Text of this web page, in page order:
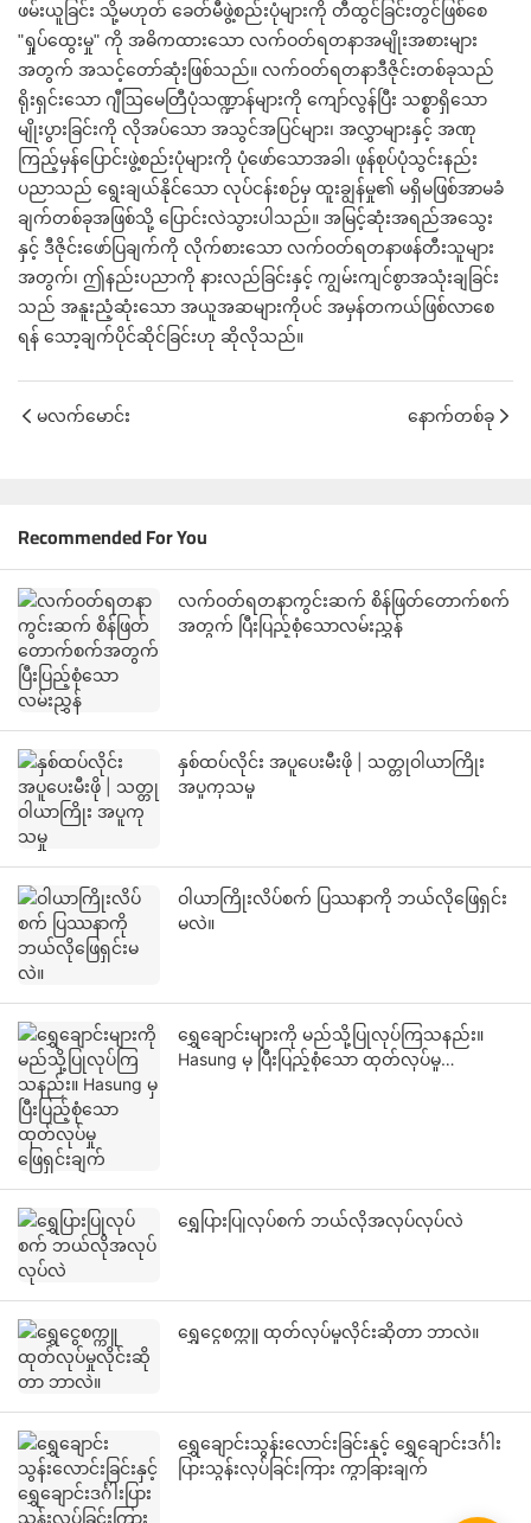
ဖမ်းယူခြင်း သို့မဟုတ် ခေတ်မီဖွဲ့စည်းပုံများကို တီထွင်ခြင်းတွင်ဖြစ်စေ
"ရှုပ်ထွေးမှု" ကို အဓိကထားသော လက်ဝတ်ရတနာအမျိုးအစားများ
အတွက် အသင့်တော်ဆုံးဖြစ်သည်။ လက်ဝတ်ရတနာဒီဇိုင်းတစ်ခုသည်
ရိုးရှင်းသော ဂျီဩမေတြီပုံသဏ္ဍာန်များကို ကျော်လွန်ပြီး သစ္စာရှိသော
မျိုးပွားခြင်းကို လိုအပ်သော အသွင်အပြင်များ၊ အလွှာများနှင့် အဏု
ကြည့်မှန်ပြောင်းဖွဲ့စည်းပုံများကို ပုံဖော်သောအခါ၊ ဖုန်စုပ်ပုံသွင်းနည်း
ပညာသည် ရွေးချယ်နိုင်သော လုပ်ငန်းစဉ်မှ ထူးချွန်မှု၏ မရှိမဖြစ်အာမခံ
ချက်တစ်ခုအဖြစ်သို့ ပြောင်းလဲသွားပါသည်။ အမြင့်ဆုံးအရည်အသွေး
နှင့် ဒီဇိုင်းဖော်ပြချက်ကို လိုက်စားသော လက်ဝတ်ရတနာဖန်တီးသူများ
အတွက်၊ ဤနည်းပညာကို နားလည်ခြင်းနှင့် ကျွမ်းကျင်စွာအသုံးချခြင်း
သည် အနူးညံ့ဆုံးသော အယူအဆများကိုပင် အမှန်တကယ်ဖြစ်လာစေ
ရန် သော့ချက်ပိုင်ဆိုင်ခြင်းဟု ဆိုလိုသည်။
မလက်မောင်း နောက်တစ်ခု
Recommended For You
လက်ဝတ်ရတနာကွင်းဆက် စိန်ဖြတ်တောက်စက်
အတွက် ပြီးပြည့်စုံသောလမ်းညွှန်
နှစ်ထပ်လိုင်း အပူပေးမီးဖို | သတ္တုဝါယာကြိုး
အပူကုသမှု
ဝါယာကြိုးလိပ်စက် ပြဿနာကို ဘယ်လိုဖြေရှင်း
မလဲ။
ရွှေချောင်းများကို မည်သို့ပြုလုပ်ကြသနည်း။
Hasung မှ ပြီးပြည့်စုံသော ထုတ်လုပ်မှု
ရွှေပြားပြုလုပ်စက် ဘယ်လိုအလုပ်လုပ်လဲ
ရွှေငွေစက္ကူ ထုတ်လုပ်မှုလိုင်းဆိုတာ ဘာလဲ။
ရွှေချောင်းသွန်းလောင်းခြင်းနှင့် ရွှေချောင်းဒင်္ဂါး
ပြားသွန်းလုပ်ခြင်းကြား ကွာခြားချက်